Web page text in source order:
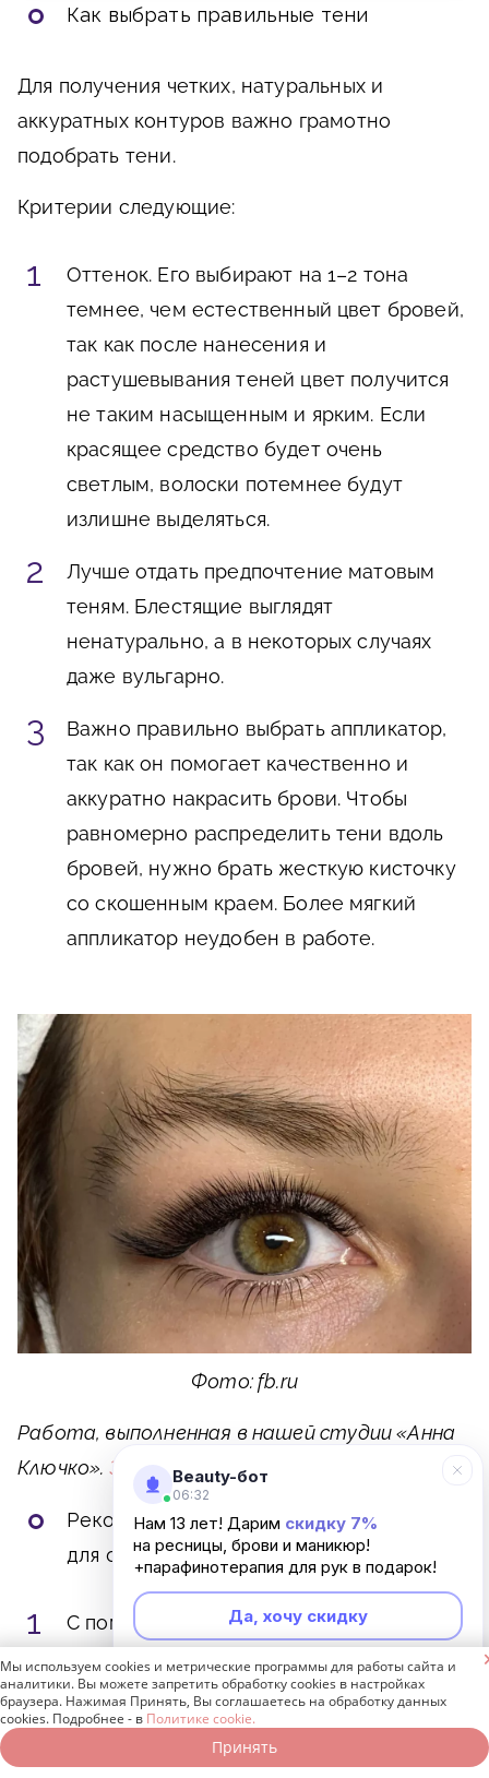
Как выбрать правильные тени
Для получения четких, натуральных и
аккуратных контуров важно грамотно
подобрать тени.
Критерии следующие:
Оттенок. Его выбирают на 1–2 тона
темнее, чем естественный цвет бровей,
так как после нанесения и
растушевывания теней цвет получится
не таким насыщенным и ярким. Если
красящее средство будет очень
светлым, волоски потемнее будут
излишне выделяться.
Лучше отдать предпочтение матовым
теням. Блестящие выглядят
ненатурально, а в некоторых случаях
даже вульгарно.
Важно правильно выбрать аппликатор,
так как он помогает качественно и
аккуратно накрасить брови. Чтобы
равномерно распределить тени вдоль
бровей, нужно брать жесткую кисточку
со скошенным краем. Более мягкий
аппликатор неудобен в работе.
Фото: fb.ru
Работа, выполненная в нашей студии «Анна
Ключко». Записаться на наращивание ресниц
Рекомендации по использованию теней
для окрашивания бровей
С помощью щеточки тщательно
расчесать брови.
Опустить аппликатор в тени и набрать
на него немного средства.
Beauty-бот
06:32
Нам 13 лет! Дарим скидку 7%
на ресницы, брови и маникюр!
+парафинотерапия для рук в подарок!
Да, хочу скидку
Неинтересно
Мы используем cookies и метрические программы для работы сайта и
аналитики. Вы можете запретить обработку cookies в настройках
браузера. Нажимая Принять, Вы соглашаетесь на обработку данных
cookies. Подробнее - в Политике cookie.
Принять